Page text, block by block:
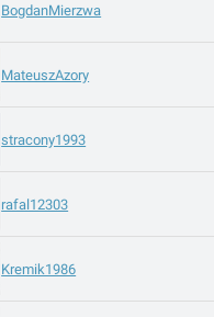
BogdanMierzwa
MateuszAzory
stracony1993
rafal12303
Kremik1986